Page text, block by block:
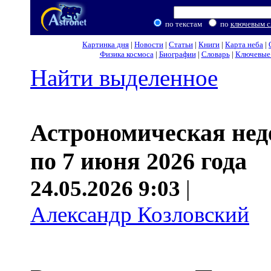
по текстам по ключевым
Картинка дня | Новости | Статьи | Книги | Карта неба |
Физика космоса| Биографии| Словарь| Ключевые
Найти выделенное
Астрономическая
по 7 июня 2026 года
24.05.2026 9:03 |
Александр Козловский